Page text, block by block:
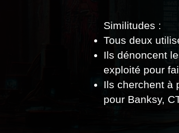
Similitudes :
Tous deux
Ils dénoncent
exploité pour
Ils cherchent à
pour Banksy,